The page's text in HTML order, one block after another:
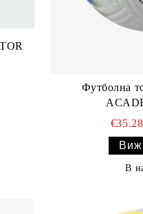
Футболна
€35.28
Виж
В